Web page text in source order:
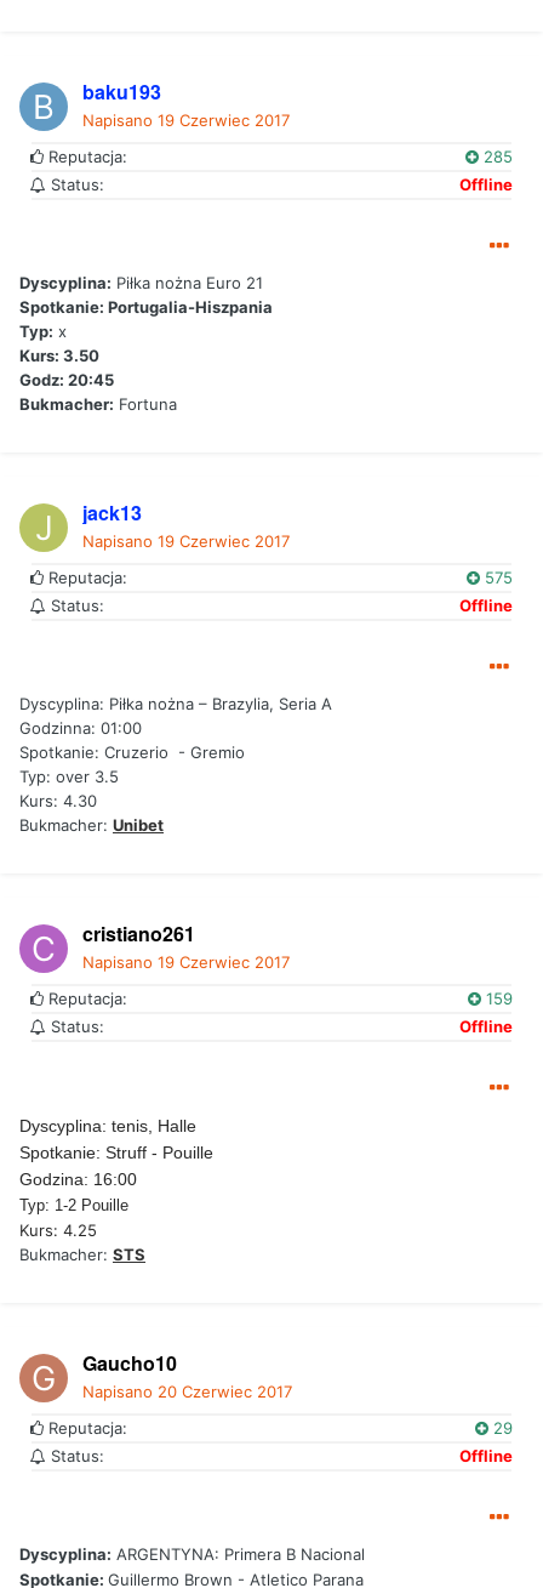
baku193
Napisano 19 Czerwiec 2017
Reputacja:
285
Status:
Offline
Dyscyplina: Piłka nożna Euro 21
Spotkanie: Portugalia-Hiszpania
Typ: x
Kurs: 3.50
Godz: 20:45
Bukmacher: Fortuna
jack13
Napisano 19 Czerwiec 2017
Reputacja:
575
Status:
Offline
Dyscyplina: Piłka nożna – Brazylia, Seria A
Godzinna: 01:00
Spotkanie: Cruzerio - Gremio
Typ: over 3.5
Kurs: 4.30
Bukmacher: Unibet
cristiano261
Napisano 19 Czerwiec 2017
Reputacja:
159
Status:
Offline
Dyscyplina: tenis, Halle
Spotkanie: Struff - Pouille
Godzina: 16:00
Typ: 1-2 Pouille
Kurs: 4.25
Bukmacher: STS
Gaucho10
Napisano 20 Czerwiec 2017
Reputacja:
29
Status:
Offline
Dyscyplina: ARGENTYNA: Primera B Nacional
Spotkanie: Guillermo Brown - Atletico Parana